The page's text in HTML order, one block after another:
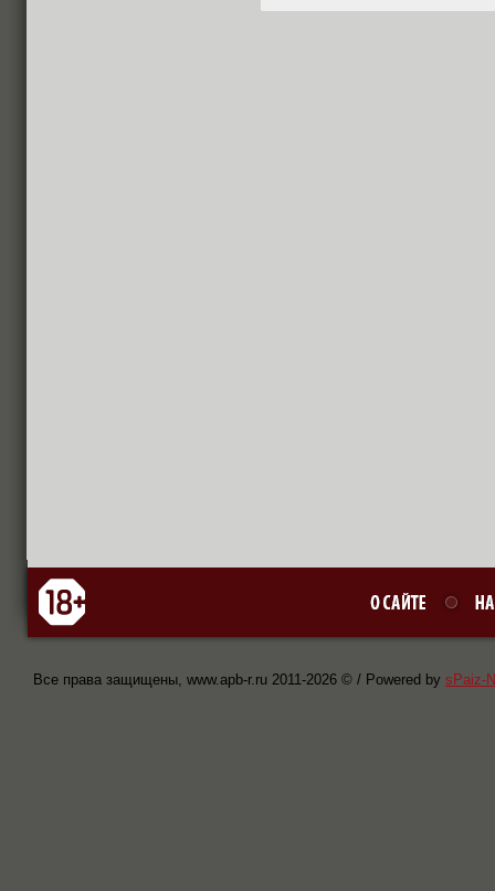
Все права защищены, www.apb-r.ru 2011-2026 © / Powered by sPaiz-